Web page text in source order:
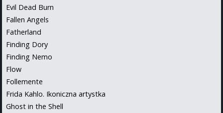
Evil Dead Burn
Fallen Angels
Fatherland
Finding Dory
Finding Nemo
Flow
Follemente
Frida Kahlo. Ikoniczna artystka
Ghost in the Shell